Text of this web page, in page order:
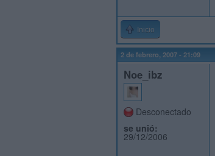
Inicio
2 de febrero, 2007 - 21:09
Noe_ibz
Desconectado
se unió:
29/12/2006